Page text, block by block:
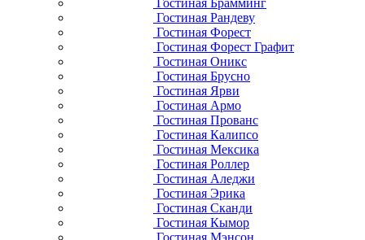
Гостиная Рандеву
Гостиная Форест
Гостиная Форест Графит
Гостиная Оникс
Гостиная Брусно
Гостиная Ярви
Гостиная Армо
Гостиная Прованс
Гостиная Калипсо
Гостиная Мексика
Гостиная Роллер
Гостиная Аледжи
Гостиная Эрика
Гостиная Сканди
Гостиная Кымор
Гостиная Мэнсон